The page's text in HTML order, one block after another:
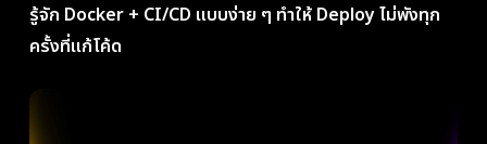
รู้จัก Docker + CI/CD แบบง่าย ๆ ทำให้ Deploy ไม่พังทุก
ครั้งที่แก้โค้ด